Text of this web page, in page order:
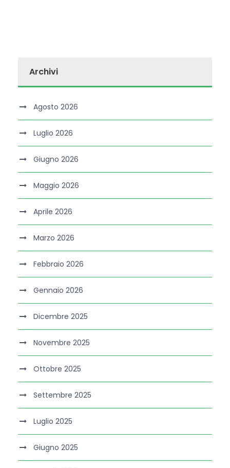
Archivi
Agosto 2026
Luglio 2026
Giugno 2026
Maggio 2026
Aprile 2026
Marzo 2026
Febbraio 2026
Gennaio 2026
Dicembre 2025
Novembre 2025
Ottobre 2025
Settembre 2025
Luglio 2025
Giugno 2025